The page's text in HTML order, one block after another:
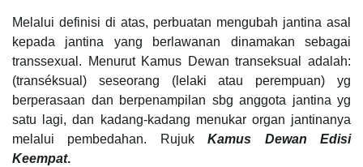
Melalui definisi di atas, perbuatan mengubah jantina asal
kepada jantina yang berlawanan dinamakan sebagai
transsexual. Menurut Kamus Dewan transeksual adalah:
(transéksual) seseorang (lelaki atau perempuan) yg
berperasaan dan berpe­nampilan sbg anggota jantina yg
satu lagi, dan kadang-kadang menukar organ jantina­nya
melalui pembedahan. RujukKamus Dewan Edisi
Keempat.